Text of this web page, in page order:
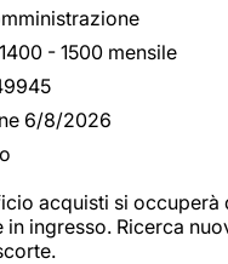
1400 - 1500 mensile
6/8/2026
acquisti si
ingresso. Ricerca